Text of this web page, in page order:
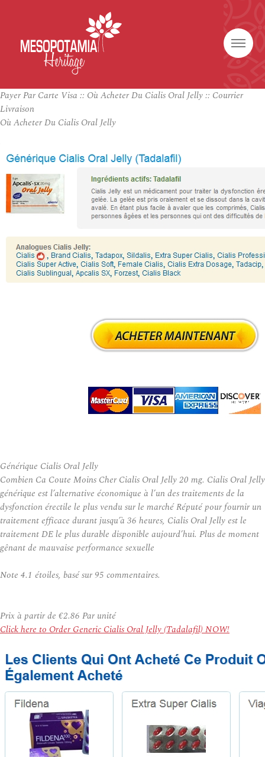
Payer Par Carte Visa :: Où Acheter Du Cialis Oral Jelly :: Courrier
Livraison
Où Acheter Du Cialis Oral Jelly
Générique Cialis Oral Jelly
Combien Ca Coute Moins Cher Cialis Oral Jelly 20 mg. Cialis Oral Jelly
générique est l’alternative économique à l’un des traitements de la
dysfonction érectile le plus vendu sur le marché Réputé pour fournir un
traitement efficace durant jusqu’à 36 heures, Cialis Oral Jelly est le
traitement DE le plus durable disponible aujourd’hui. Plus de moment
gênant de mauvaise performance sexuelle
Note 4.1 étoiles, basé sur 95 commentaires.
Prix à partir de €2.86 Par unité
Click here to Order Generic Cialis Oral Jelly (Tadalafil) NOW!